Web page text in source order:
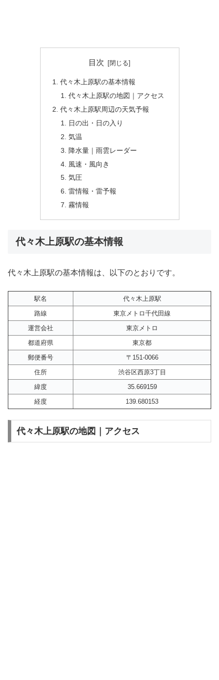
目次
代々木上原駅の基本情報
代々木上原駅の地図｜アクセス
代々木上原駅周辺の天気予報
日の出・日の入り
気温
降水量｜雨雲レーダー
風速・風向き
気圧
雷情報・雷予報
霧情報
代々木上原駅の基本情報
代々木上原駅の基本情報は、以下のとおりです。
駅名
代々木上原駅
路線
東京メトロ千代田線
運営会社
東京メトロ
都道府県
東京都
郵便番号
〒151-0066
住所
渋谷区西原3丁目
緯度
35.669159
経度
139.680153
代々木上原駅の地図｜アクセス